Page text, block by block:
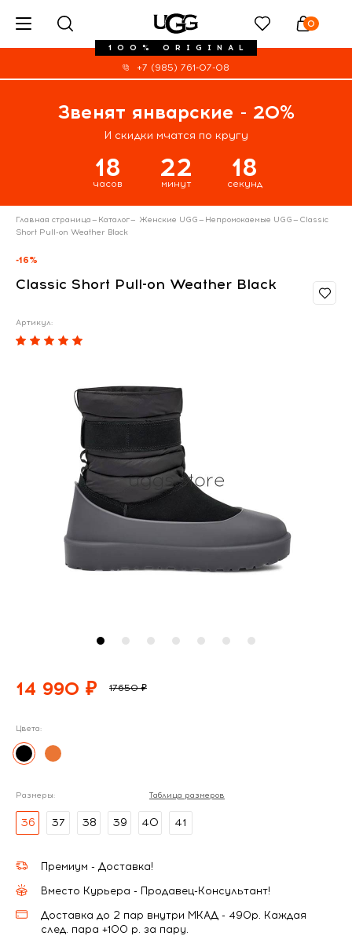
100% ORIGINAL
0
+7 (985) 761-07-08
Звенят январские - 20%
И скидки мчатся по кругу
18
часов
22
минут
18
секунд
Главная страница— Каталог— Женские UGG— Непромокаемые UGG— Classic
Short Pull-on Weather Black
-16%
Classic Short Pull-on Weather Black
Артикул:
14 990 ₽ 17650 ₽
Цвета:
Размеры: Таблица размеров
36 37 38 39 40 41
Премиум - Доставка!
Вместо Курьера - Продавец-Консультант!
Доставка до 2 пар внутри МКАД - 490р. Каждая
след. пара +100 р. за пару.